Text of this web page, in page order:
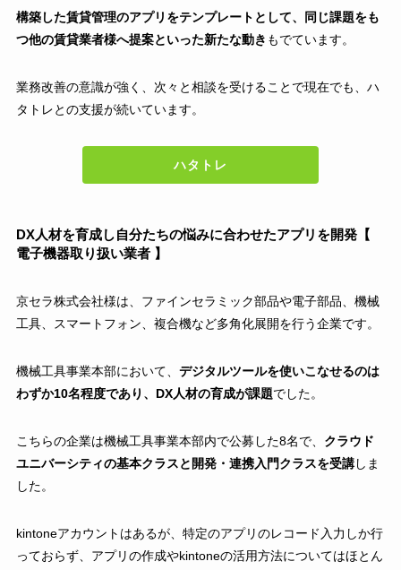
構築した賃貸管理のアプリをテンプレートとして、同じ課題をも
つ他の賃貸業者様へ提案といった新たな動き もでています。
業務改善の意識が強く、次々と相談を受けることで現在でも、ハ
タトレとの支援が続いています。
ハタトレ
DX人材を育成し自分たちの悩みに合わせたアプリを開発【
電子機器取り扱い業者 】
京セラ株式会社様は、ファインセラミック部品や電⼦部品、機械
⼯具、スマートフォン、複合機など多⾓化展開を行う企業です。
機械工具事業本部において、 デジタルツールを使いこなせるのは
わずか10名程度であり、DX人材の育成が課題でした。
こちらの企業は機械工具事業本部内で公募した8名で、 クラウド
ユニバーシティの基本クラスと開発・連携入門クラスを受講しま
した。
kintoneアカウントはあるが、特定のアプリのレコード入力しか行
っておらず、アプリの作成やkintoneの活用方法についてはほとん